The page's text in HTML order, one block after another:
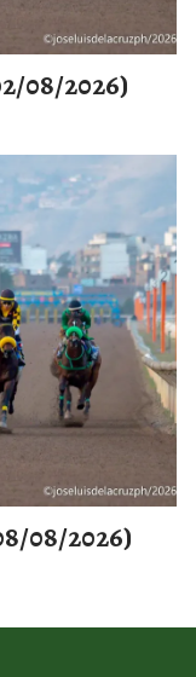
08/2026)
08/2026)